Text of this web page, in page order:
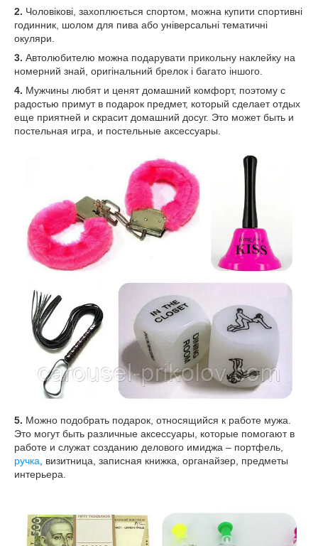
2. Чоловікові, захоплюється спортом, можна купити спортивні
годинник, шолом для пива або універсальні тематичні
окуляри.
3. Автолюбителю можна подарувати прикольну наклейку на
номерний знай, оригінальний брелок і багато іншого.
4. Мужчины любят и ценят домашний комфорт, поэтому с
радостью примут в подарок предмет, который сделает отдых
еще приятней и скрасит домашний досуг. Это может быть и
постельная игра, и постельные аксессуары.
5. Можно подобрать подарок, относящийся к работе мужа.
Это могут быть различные аксессуары, которые помогают в
работе и служат созданию делового имиджа – портфель,
ручка , визитница, записная книжка, органайзер, предметы
интерьера.